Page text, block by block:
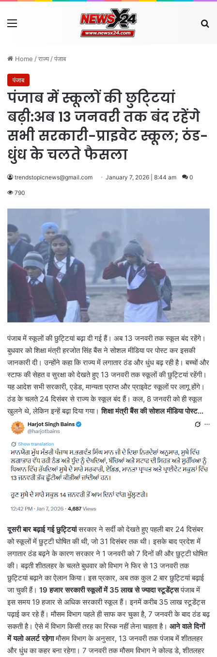
Menu
Home /राज्य /पंजाब
पंजाब
पंजाब में स्कूलों की छुटि्टयां
बढ़ी:अब 13 जनवरी तक बंद रहेंगे
सभी सरकारी-प्राइवेट स्कूल; ठंड-
धुंध के चलते फैसला
trendstopicnews@gmail.com January 7, 2026 | 8:44 am 0
790
पंजाब में स्कूलों की छुट्टियां बढ़ा दी गई हैं। अब 13 जनवरी तक स्कूल बंद रहेंगे।
बुधवार को शिक्षा मंत्री हरजोत सिंह बैंस ने सोशल मीडिया पर पोस्ट कर इसकी
जानकारी दी। उन्होंने कहा कि राज्य में लगातार ठंड और धुंध बढ़ रही है। बच्चों और
स्टाफ की सेहत व सुरक्षा को देखते हुए 13 जनवरी तक स्कूलों की छुट्टियां रहेंगी।
यह आदेश सभी सरकारी, एडेड, मान्यता प्राप्त और प्राइवेट स्कूलों पर लागू होंगे।
ठंड के चलते 24 दिसंबर से राज्य के स्कूल बंद हैं। कल, 8 जनवरी को ही स्कूल
खुलने थे, लेकिन इन्हें बढ़ा दिया गया।शिक्षा मंत्री बैंस की सोशल मीडिया पोस्ट…
दूसरी बार बढ़ाई गई छुट्टियांसरकार ने सर्दी को देखते हुए पहली बार 24 दिसंबर
को स्कूलों में छुट्टी घोषित की थी, जो 31 दिसंबर तक थी। इसके बाद प्रदेश में
लगातार ठंड बढ़ने के कारण सरकार ने 1 जनवरी को 7 दिनों की और छुट्टी घोषित
की। बढ़ती शीतलहर के चलते बुधवार को विभाग ने फिर से 13 जनवरी तक
छुट्टियां बढ़ाने का ऐलान किया। इस प्रकार, अब तक कुल 2 बार छुट्टियां बढ़ाई
जा चुकी हैं। 19 हजार सरकारी स्कूलों में 35 लाख से ज्यादा स्टूडेंट्सपंजाब में
इस समय 19 हजार से अधिक सरकारी स्कूल हैं। इनमें करीब 35 लाख स्टूडेंट्स
पढ़ाई कर रहे हैं। मौसम विभाग पहले ही साफ कर चुका है, 7 जनवरी के बाद ठंड बढ़
सकती है। ऐसे में विभाग किसी तरह का रिस्क नहीं लेना चाहता है। आने वाले दिनों
में यलो अलर्ट रहेगामौसम विभाग के अनुसार, 13 जनवरी तक पंजाब में शीतलहर
और धुंध का कहर बना रहेगा। 7 जनवरी तक मौसम विभाग ने कोल्ड डे, शीतलहर